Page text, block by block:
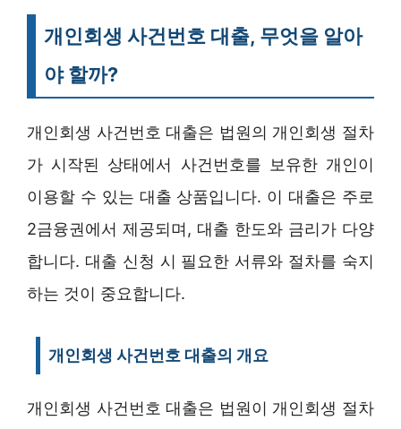
개인회생 사건번호 대출, 무엇을 알아
야 할까?
개인회생 사건번호 대출은 법원의 개인회생 절차
가 시작된 상태에서 사건번호를 보유한 개인이
이용할 수 있는 대출 상품입니다. 이 대출은 주로
2금융권에서 제공되며, 대출 한도와 금리가 다양
합니다. 대출 신청 시 필요한 서류와 절차를 숙지
하는 것이 중요합니다.
개인회생 사건번호 대출의 개요
개인회생 사건번호 대출은 법원이 개인회생 절차